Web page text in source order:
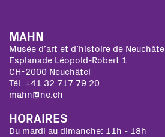
MAHN
Musée d’art et d’histoire de Neuchâtel
Esplanade Léopold-Robert 1
CH-2000 Neuchâtel
Tél. +41 32 717 79 20
mahn@ne.ch
HORAIRES
Du mardi au dimanche: 11h - 18h